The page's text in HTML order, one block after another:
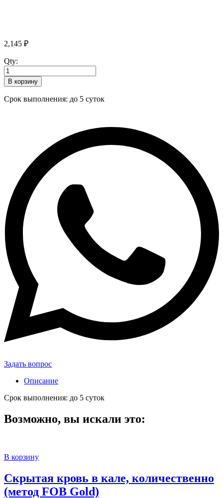
2,145 ₽
Qty:
В корзину
Срок выполнения: до 5 суток
Задать вопрос
Описание
Срок выполнения: до 5 суток
Возможно, вы искали это:
В корзину
Скрытая кровь в кале, количественно
(метод FOB Gold)